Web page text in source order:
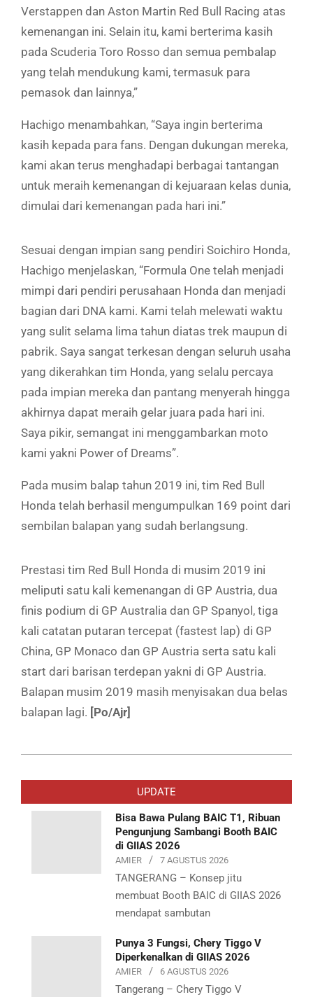
Verstappen dan Aston Martin Red Bull Racing atas
kemenangan ini. Selain itu, kami berterima kasih
pada Scuderia Toro Rosso dan semua pembalap
yang telah mendukung kami, termasuk para
pemasok dan lainnya,”
Hachigo menambahkan, “Saya ingin berterima
kasih kepada para fans. Dengan dukungan mereka,
kami akan terus menghadapi berbagai tantangan
untuk meraih kemenangan di kejuaraan kelas dunia,
dimulai dari kemenangan pada hari ini.”
Sesuai dengan impian sang pendiri Soichiro Honda,
Hachigo menjelaskan, “Formula One telah menjadi
mimpi dari pendiri perusahaan Honda dan menjadi
bagian dari DNA kami. Kami telah melewati waktu
yang sulit selama lima tahun diatas trek maupun di
pabrik. Saya sangat terkesan dengan seluruh usaha
yang dikerahkan tim Honda, yang selalu percaya
pada impian mereka dan pantang menyerah hingga
akhirnya dapat meraih gelar juara pada hari ini.
Saya pikir, semangat ini menggambarkan moto
kami yakni Power of Dreams”.
Pada musim balap tahun 2019 ini, tim Red Bull
Honda telah berhasil mengumpulkan 169 point dari
sembilan balapan yang sudah berlangsung.
Prestasi tim Red Bull Honda di musim 2019 ini
meliputi satu kali kemenangan di GP Austria, dua
finis podium di GP Australia dan GP Spanyol, tiga
kali catatan putaran tercepat (fastest lap) di GP
China, GP Monaco dan GP Austria serta satu kali
start dari barisan terdepan yakni di GP Austria.
Balapan musim 2019 masih menyisakan dua belas
balapan lagi. [Po/Ajr]
07-
UPDATE
Bisa Bawa Pulang BAIC T1, Ribuan
Pengunjung Sambangi Booth BAIC
di GIIAS 2026
AMIER 7 AGUSTUS 2026
TANGERANG – Konsep jitu
membuat Booth BAIC di GIIAS 2026
mendapat sambutan
Punya 3 Fungsi, Chery Tiggo V
Diperkenalkan di GIIAS 2026
AMIER 6 AGUSTUS 2026
Tangerang – Chery Tiggo V